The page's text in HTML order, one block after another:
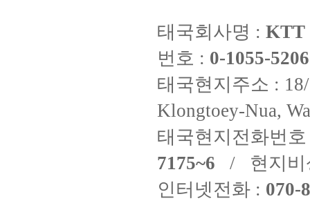
태국회사명 : KTT
번호 : 0-1055-
태국현지주소 :
Klongtoey-Nua,
태국현지전화번
7175~6 / 현지비
인터넷전화 : 070-